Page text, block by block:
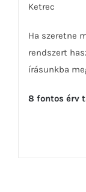
Ketrec
Ha szeretne
rendszert
írásunkba
8 fontos érv